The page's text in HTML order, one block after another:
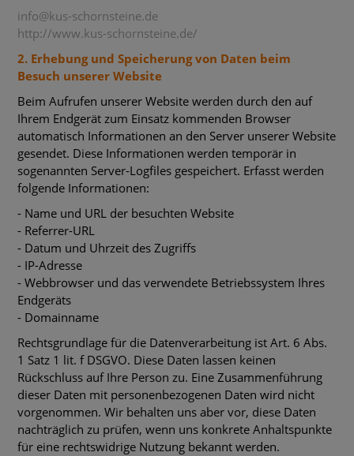
info@kus-schornsteine.de
http://www.kus-schornsteine.de/
2. Erhebung und Speicherung von Daten beim
Besuch unserer Website
Beim Aufrufen unserer Website werden durch den auf
Ihrem Endgerät zum Einsatz kommenden Browser
automatisch Informationen an den Server unserer Website
gesendet. Diese Informationen werden temporär in
sogenannten Server-Logfiles gespeichert. Erfasst werden
folgende Informationen:
- Name und URL der besuchten Website
- Referrer-URL
- Datum und Uhrzeit des Zugriffs
- IP-Adresse
- Webbrowser und das verwendete Betriebssystem Ihres
Endgeräts
- Domainname
Rechtsgrundlage für die Datenverarbeitung ist Art. 6 Abs.
1 Satz 1 lit. f DSGVO. Diese Daten lassen keinen
Rückschluss auf Ihre Person zu. Eine Zusammenführung
dieser Daten mit personenbezogenen Daten wird nicht
vorgenommen. Wir behalten uns aber vor, diese Daten
nachträglich zu prüfen, wenn uns konkrete Anhaltspunkte
für eine rechtswidrige Nutzung bekannt werden.